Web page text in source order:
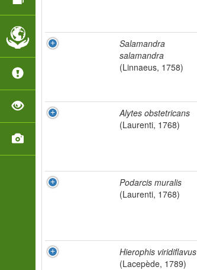
Salamandra
salamandra
(Linnaeus, 1758)
Alytes obstetricans
(Laurenti, 1768)
Podarcis muralis
(Laurenti, 1768)
Hierophis viridiflavus
(Lacepède, 1789)